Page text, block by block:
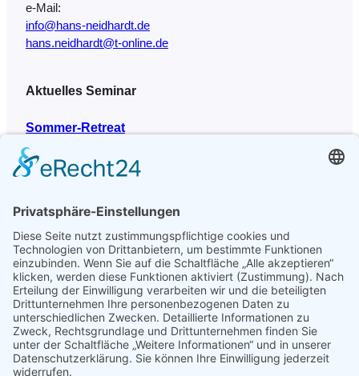
e-Mail:
info@hans-neidhardt.de
hans.neidhardt@t-online.de
Aktuelles Seminar
Sommer-Retreat
26. August 2026 – 30. August 2026
Seitenübersicht
das Team
Hans Neidhardt
Sylwia Kalinowska
Judith Trautmann
die Theorie